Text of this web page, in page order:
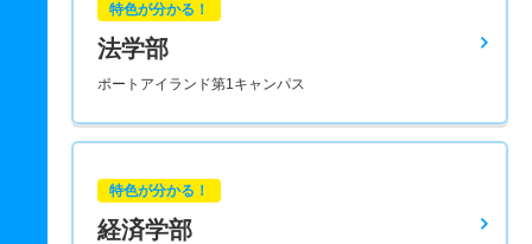
特色が分かる！
法学部
ポートアイランド第1キャンパス
特色が分かる！
経済学部